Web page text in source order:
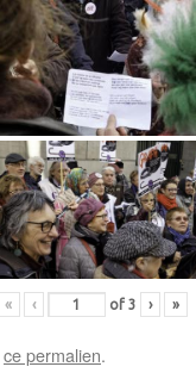
« ‹ of 3 › »
ce permalien.